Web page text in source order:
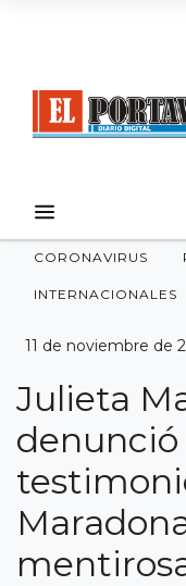
CORONAVIRUS
INTERNACIONALES
11 de noviembre de
Julieta
denunció